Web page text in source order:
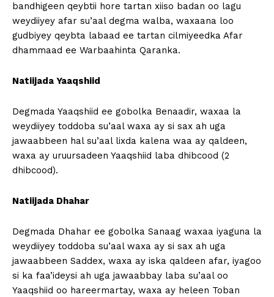
bandhigeen qeybtii hore tartan xiiso badan oo lagu
weydiiyey afar su’aal degma walba, waxaana loo
gudbiyey qeybta labaad ee tartan cilmiyeedka Afar
dhammaad ee Warbaahinta Qaranka.
Natiijada Yaaqshiid
Degmada Yaaqshiid ee gobolka Benaadir, waxaa la
weydiiyey toddoba su’aal waxa ay si sax ah uga
jawaabbeen hal su’aal lixda kalena waa ay qaldeen,
waxa ay uruursadeen Yaaqshiid laba dhibcood (2
dhibcood).
Natiijada Dhahar
Degmada Dhahar ee gobolka Sanaag waxaa iyaguna la
weydiiyey toddoba su’aal waxa ay si sax ah uga
jawaabbeen Saddex, waxa ay iska qaldeen afar, iyagoo
si ka faa’ideysi ah uga jawaabbay laba su’aal oo
Yaaqshiid oo hareermartay, waxa ay heleen Toban